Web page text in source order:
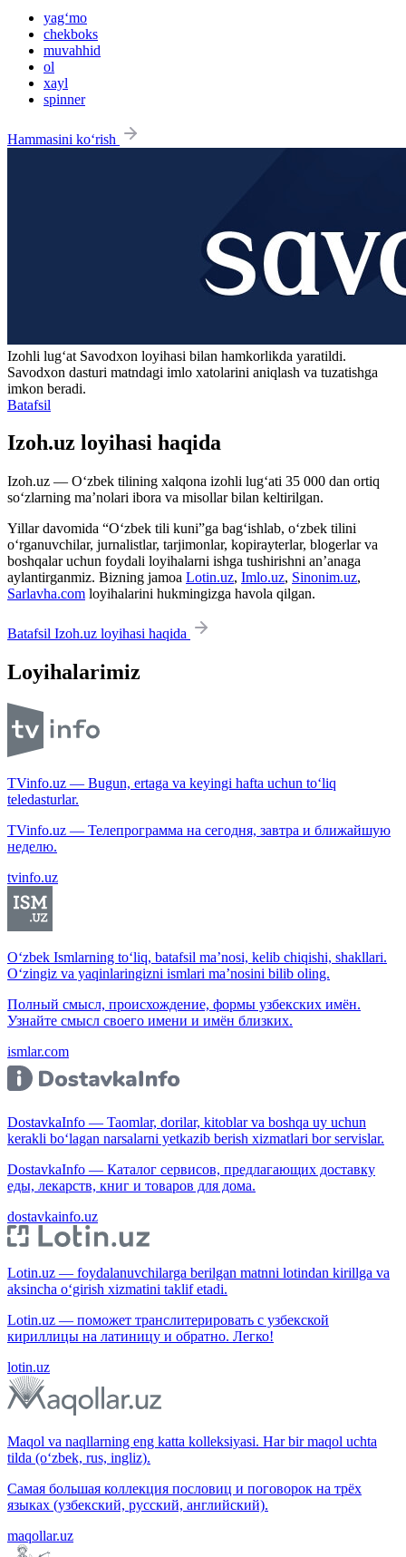
yag‘mo
chekboks
muvahhid
ol
xayl
spinner
Hammasini ko‘rish
Izohli lugʻat Savodxon loyihasi bilan hamkorlikda yaratildi.
Savodxon dasturi matndagi imlo xatolarini aniqlash va tuzatishga
imkon beradi.
Batafsil
Izoh.uz loyihasi haqida
Izoh.uz — O‘zbek tilining xalqona izohli lug‘ati 35 000 dan ortiq
so‘zlarning ma’nolari ibora va misollar bilan keltirilgan.
Yillar davomida “O‘zbek tili kuni”ga bag‘ishlab, o‘zbek tilini
o‘rganuvchilar, jurnalistlar, tarjimonlar, kopirayterlar, blogerlar va
boshqalar uchun foydali loyihalarni ishga tushirishni an’anaga
aylantirganmiz. Bizning jamoa Lotin.uz, Imlo.uz, Sinonim.uz,
Sarlavha.com loyihalarini hukmingizga havola qilgan.
Batafsil Izoh.uz loyihasi haqida
Loyihalarimiz
TVinfo.uz — Bugun, ertaga va keyingi hafta uchun to‘liq
teledasturlar.
TVinfo.uz — Телепрограмма на сегодня, завтра и ближайшую
неделю.
tvinfo.uz
O‘zbek Ismlarning to‘liq, batafsil ma’nosi, kelib chiqishi, shakllari.
O‘zingiz va yaqinlaringizni ismlari ma’nosini bilib oling.
Полный смысл, происхождение, формы узбекских имён.
Узнайте смысл своего имени и имён близких.
ismlar.com
DostavkaInfo — Taomlar, dorilar, kitoblar va boshqa uy uchun
kerakli bo‘lagan narsalarni yetkazib berish xizmatlari bor servislar.
DostavkaInfo — Каталог сервисов, предлагающих доставку
еды, лекарств, книг и товаров для дома.
dostavkainfo.uz
Lotin.uz — foydalanuvchilarga berilgan matnni lotindan kirillga va
aksincha o‘girish xizmatini taklif etadi.
Lotin.uz — поможет транслитерировать с узбекской
кириллицы на латиницу и обратно. Легко!
lotin.uz
Maqol va naqllarning eng katta kolleksiyasi. Har bir maqol uchta
tilda (o‘zbek, rus, ingliz).
Самая большая коллекция пословиц и поговорок на трёх
языках (узбекский, русский, английский).
maqollar.uz